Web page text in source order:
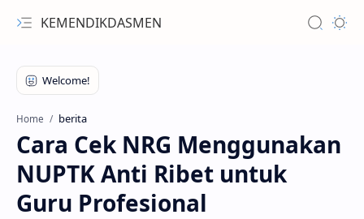
KEMENDIKDASMEN
Home berita
Cara Cek NRG Menggunakan
NUPTK Anti Ribet untuk
Guru Profesional